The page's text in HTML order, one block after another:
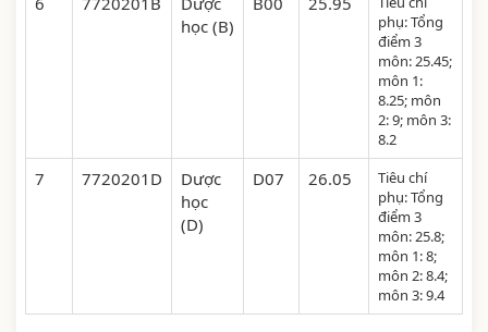
học (B)
phụ: Tổng
điểm 3
môn: 25.45;
môn 1:
8.25; môn
2: 9; môn 3:
8.2
7 7720201D
Dược
học
(D)
D07 26.05
Tiêu chí
phụ: Tổng
điểm 3
môn: 25.8;
môn 1: 8;
môn 2: 8.4;
môn 3: 9.4